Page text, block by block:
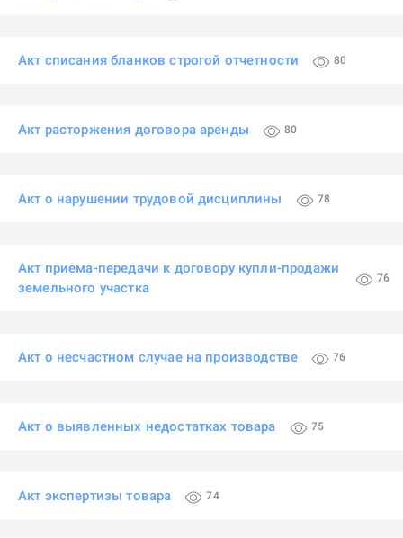
Акт списания бланков строгой отчетности 80
Акт расторжения договора аренды 80
Акт о нарушении трудовой дисциплины 78
Акт приема-передачи к договору купли-продажи
земельного участка
76
Акт о несчастном случае на производстве 76
Акт о выявленных недостатках товара 75
Акт экспертизы товара 74